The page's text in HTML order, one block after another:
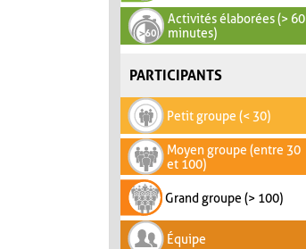
Activités élaborées (> 60
minutes)
PARTICIPANTS
Petit groupe (< 30)
Moyen groupe (entre 30
et 100)
Grand groupe (> 100)
Équipe